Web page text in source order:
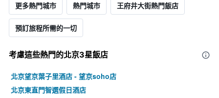
更多熱門城市 熱門城市 王府井大街熱門飯店
預訂旅程所需的一切
考慮這些熱門的北京3星​飯店
北京望京葉子里酒店 - 望京soho店
北京東直門智選假日酒店